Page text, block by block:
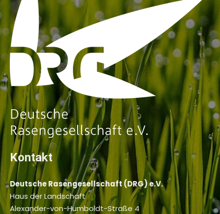
Kontakt
Deutsche Rasengesellschaft (DRG) e.V.
Haus der Landschaft
Alexander-von-Humboldt-Straße 4